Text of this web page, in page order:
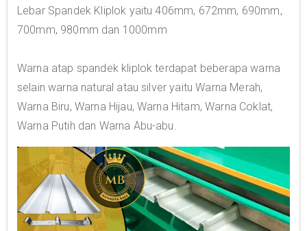
Lebar Spandek Kliplok yaitu 406mm, 672mm, 690mm,
700mm, 980mm dan 1000mm
Warna atap spandek kliplok terdapat beberapa warna
selain warna natural atau silver yaitu Warna Merah,
Warna Biru, Warna Hijau, Warna Hitam, Warna Coklat,
Warna Putih dan Warna Abu-abu.